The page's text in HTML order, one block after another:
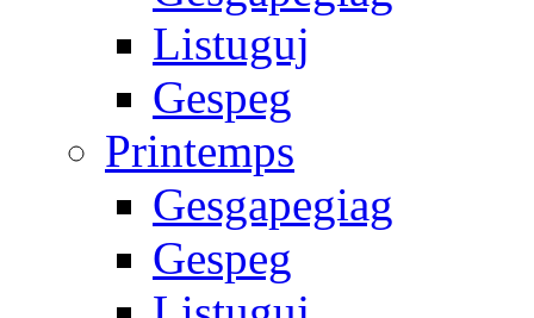
Listuguj
Gespeg
Printemps
Gesgapegiag
Gespeg